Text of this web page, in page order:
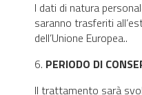
I dati di natura
saranno trasferiti
dell’Unione Europea..
6. PERIODO DI
Il trattamento sarà